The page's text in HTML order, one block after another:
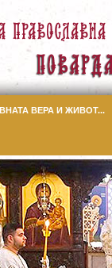
ВЕРА И ЖИВОТ...